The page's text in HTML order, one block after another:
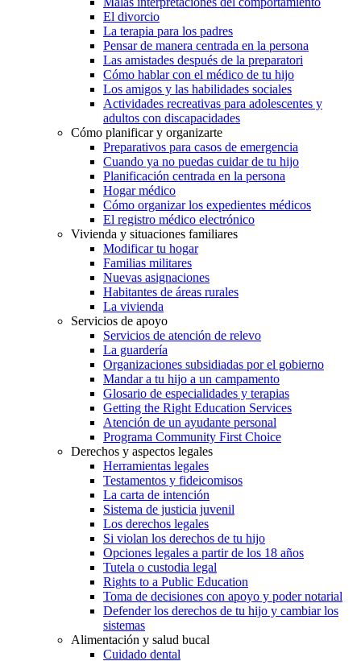
El divorcio
La terapia para los padres
Pensar de manera centrada en la persona
Las amistades después de la preparatori
Cómo hablar con el médico de tu hijo
Los amigos y las habilidades sociales
Actividades recreativas para adolescentes y
adultos con discapacidades
Cómo planificar y organizarte
Preparativos para casos de emergencia
Cuando ya no puedas cuidar de tu hijo
Planificación centrada en la persona
Hogar médico
Cómo organizar los expedientes médicos
El registro médico electrónico
Vivienda y situaciones familiares
Modificar tu hogar
Familias militares
Nuevas asignaciones
Habitantes de áreas rurales
La vivienda
Servicios de apoyo
Servicios de atención de relevo
La guardería
Organizaciones subsidiadas por el gobierno
Mandar a tu hijo a un campamento
Glosario de especialidades y terapias
Getting the Right Education Services
Atención de un ayudante personal
Programa Community First Choice
Derechos y aspectos legales
Herramientas legales
Testamentos y fideicomisos
La carta de intención
Sistema de justicia juvenil
Los derechos legales
Si violan los derechos de tu hijo
Opciones legales a partir de los 18 años
Tutela o custodia legal
Rights to a Public Education
Toma de decisiones con apoyo y poder notarial
Defender los derechos de tu hijo y cambiar los
sistemas
Alimentación y salud bucal
Cuidado dental